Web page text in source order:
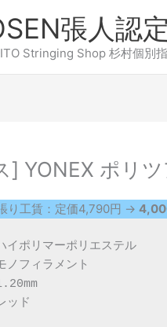
張人認
Stringing Shop 杉村個別
] YONEX ポリ
り工賃：定価4,790円 →
イポリマーポリエステル
ノフィラメント
ッド